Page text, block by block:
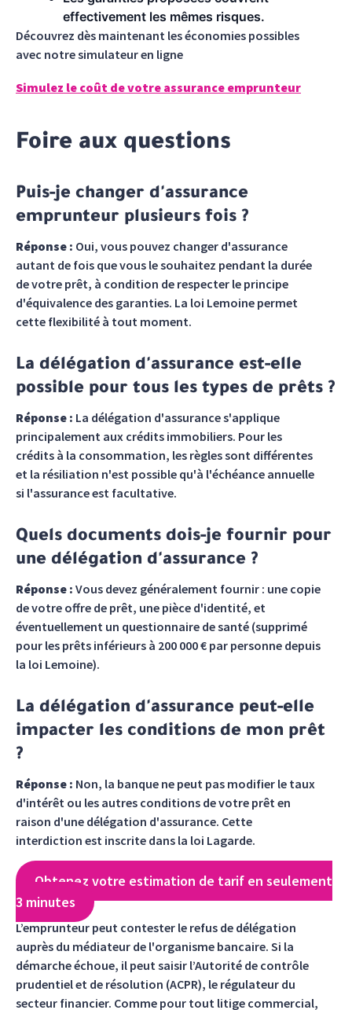
effectivement les mêmes risques.
Découvrez dès maintenant les économies possibles
avec notre simulateur en ligne
Simulez le coût de votre assurance emprunteur
Foire aux questions
Puis-je changer d'assurance
emprunteur plusieurs fois ?
Réponse : Oui, vous pouvez changer d'assurance
autant de fois que vous le souhaitez pendant la durée
de votre prêt, à condition de respecter le principe
d'équivalence des garanties. La loi Lemoine permet
cette flexibilité à tout moment.
La délégation d'assurance est-elle
possible pour tous les types de prêts ?
Réponse : La délégation d'assurance s'applique
principalement aux crédits immobiliers. Pour les
crédits à la consommation, les règles sont différentes
et la résiliation n'est possible qu'à l'échéance annuelle
si l'assurance est facultative.
Quels documents dois-je fournir pour
une délégation d'assurance ?
Réponse : Vous devez généralement fournir : une copie
de votre offre de prêt, une pièce d'identité, et
éventuellement un questionnaire de santé (supprimé
pour les prêts inférieurs à 200 000 € par personne depuis
la loi Lemoine).
La délégation d'assurance peut-elle
impacter les conditions de mon prêt
?
Réponse : Non, la banque ne peut pas modifier le taux
d'intérêt ou les autres conditions de votre prêt en
raison d'une délégation d'assurance. Cette
interdiction est inscrite dans la loi Lagarde.
Obtenez votre estimation de tarif en seulement
3 minutes
L’emprunteur peut contester le refus de délégation
auprès du médiateur de l'organisme bancaire. Si la
démarche échoue, il peut saisir l’Autorité de contrôle
prudentiel et de résolution (ACPR), le régulateur du
secteur financier. Comme pour tout litige commercial,